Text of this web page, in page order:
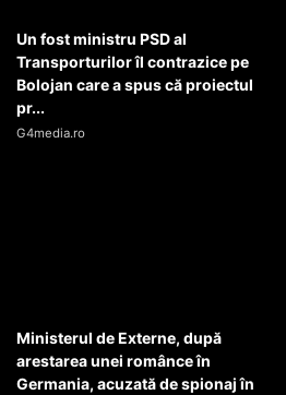
Un fost ministru PSD al
Transporturilor îl contrazice pe
Bolojan care a spus că proiectul
pr...
G4media.ro
Ministerul de Externe, după
arestarea unei românce în
Germania, acuzată de spionaj în